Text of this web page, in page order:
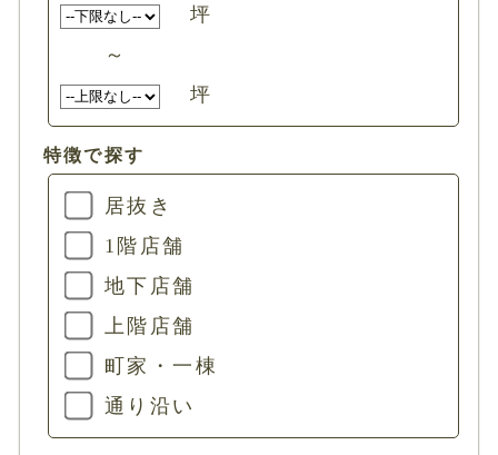
坪
～
坪
特徴で探す
居抜き
1階店舗
地下店舗
上階店舗
町家・一棟
通り沿い